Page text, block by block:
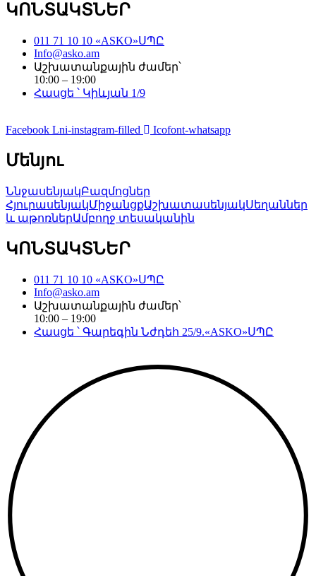
ԿՈՆՏԱԿՏՆԵՐ
011 71 10 10 «ASKO»ՍՊԸ
Info@asko.am
Աշխատանքային ժամեր՝
10:00 – 19:00
Հասցե ՝ Կիևյան 1/9
Facebook Lni-instagram-filled Icofont-whatsapp
Մենյու
ՆնջասենյակԲազմոցներ
ՀյուրասենյակՄիջանցքԱշխատասենյակՍեղաններ
և աթոռներԱմբողջ տեսականին
ԿՈՆՏԱԿՏՆԵՐ
011 71 10 10 «ASKO»ՍՊԸ
Info@asko.am
Աշխատանքային ժամեր՝
10:00 – 19:00
Հասցե ՝ Գարեգին Նժդեհ 25/9.«ASKO»ՍՊԸ